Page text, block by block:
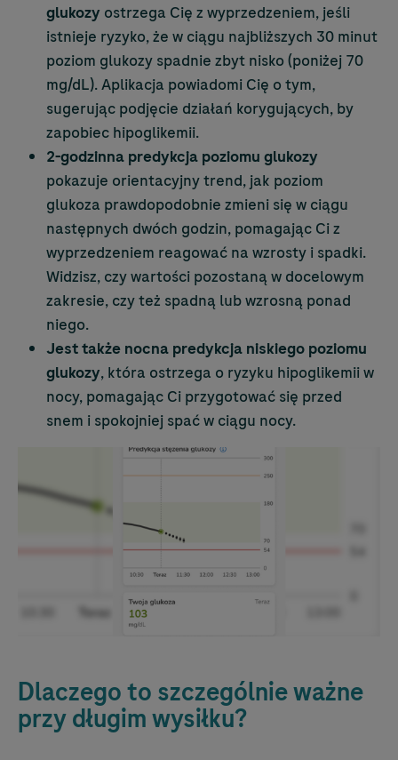
glukozy ostrzega Cię z wyprzedzeniem, jeśli
istnieje ryzyko, że w ciągu najbliższych 30 minut
poziom glukozy spadnie zbyt nisko (poniżej 70
mg/dL). Aplikacja powiadomi Cię o tym,
sugerując podjęcie działań korygujących, by
zapobiec hipoglikemii.
2-godzinna predykcja poziomu glukozy
pokazuje orientacyjny trend, jak poziom
glukoza prawdopodobnie zmieni się w ciągu
następnych dwóch godzin, pomagając Ci z
wyprzedzeniem reagować na wzrosty i spadki.
Widzisz, czy wartości pozostaną w docelowym
zakresie, czy też spadną lub wzrosną ponad
niego.
Jest także nocna predykcja niskiego poziomu
glukozy, która ostrzega o ryzyku hipoglikemii w
nocy, pomagając Ci przygotować się przed
snem i spokojniej spać w ciągu nocy.
Dlaczego to szczególnie ważne
przy długim wysiłku?